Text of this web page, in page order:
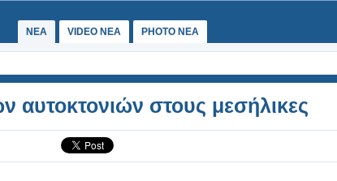
ΝΕΑ VIDEO NEA PHOTO NEA
αυτοκτονιών στους μεσήλικες